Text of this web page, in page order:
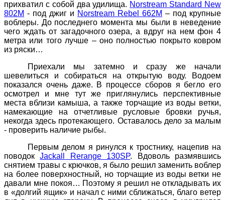
прихватил с собой два удилища. Norstream Standard New
802M - под джиг и Norstream Rebel 662M – под крупные
воблеры. До последнего момента мы были в неведение
чего ждать от загадочного озера, а вдруг на нем фон 4
метра или того лучше – оно полностью покрыто ковром
из ряски…
Приехали мы затемно и сразу же начали
шевелиться и собираться на открытую воду. Водоем
показался очень даже. В процессе сборов я бегло его
осмотрел и мне тут же приглянулись перспективные
места вблизи камыша, а также торчащие из воды ветки,
намекающие на отчетливые русловые бровки ручья,
некогда здесь протекающего. Оставалось дело за малым
- проверить наличие рыбы.
Первым делом я ринулся к тростнику, нацепив на
поводокJackall Rerange130SP. Вдоволь размявшись
снятием травы с крючков, я было решил заменить воблер
на более поверхностный, но торчащие из воды ветки не
давали мне покоя… Поэтому я решил не откладывать их
в «долгий ящик» и начал с ними сближаться, благо ветер